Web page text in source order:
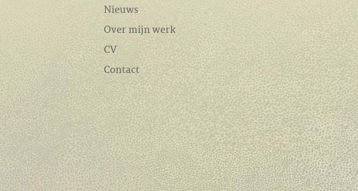
Nieuws
Over mijn werk
CV
Contact